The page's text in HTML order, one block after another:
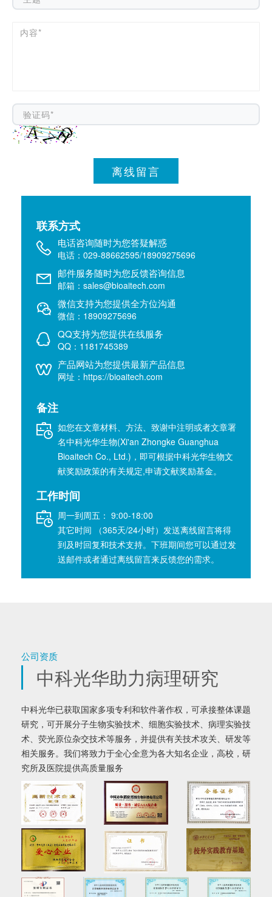
离线留言
联系方式
电话咨询随时为您答疑解惑
电话：029-88662595/18909275696
邮件服务随时为您反馈咨询信息
邮箱：sales@bioaitech.com
微信支持为您提供全方位沟通
微信：18909275696
QQ支持为您提供在线服务
QQ：1181745389
产品网站为您提供最新产品信息
网址：https://bioaitech.com
备注
如您在文章材料、方法、致谢中注明或者文章署
名中科光华生物(Xi'an Zhongke Guanghua
Bioaitech Co., Ltd.)，即可根据中科光华生物文
献奖励政策的有关规定,申请文献奖励基金。
工作时间
周一到周五： 9:00-18:00
其它时间 （365天/24小时）发送离线留言将得
到及时回复和技术支持。下班期间您可以通过发
送邮件或者通过离线留言来反馈您的需求。
公司资质
中科光华助力病理研究
中科光华已获取国家多项专利和软件著作权，可承接整体课题
研究，可开展分子生物实验技术、细胞实验技术、病理实验技
术、荧光原位杂交技术等服务，并提供有关技术攻关、研发等
相关服务。我们将致力于全心全意为各大知名企业，高校，研
究所及医院提供高质量服务